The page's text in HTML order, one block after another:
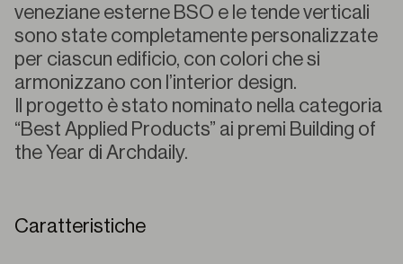
veneziane esterne BSO e le tende verticali
sono state completamente personalizzate
per ciascun edificio, con colori che si
armonizzano con l’interior design.
Il progetto è stato nominato nella categoria
“Best Applied Products” ai premi Building of
the Year di Archdaily.
Caratteristiche